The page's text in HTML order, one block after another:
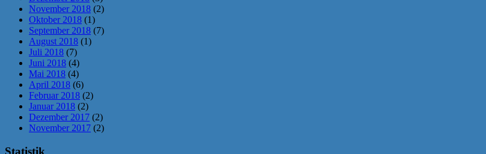
November 2018 (2)
Oktober 2018 (1)
September 2018 (7)
August 2018 (1)
Juli 2018 (7)
Juni 2018 (4)
Mai 2018 (4)
April 2018 (6)
Februar 2018 (2)
Januar 2018 (2)
Dezember 2017 (2)
November 2017 (2)
Statistik